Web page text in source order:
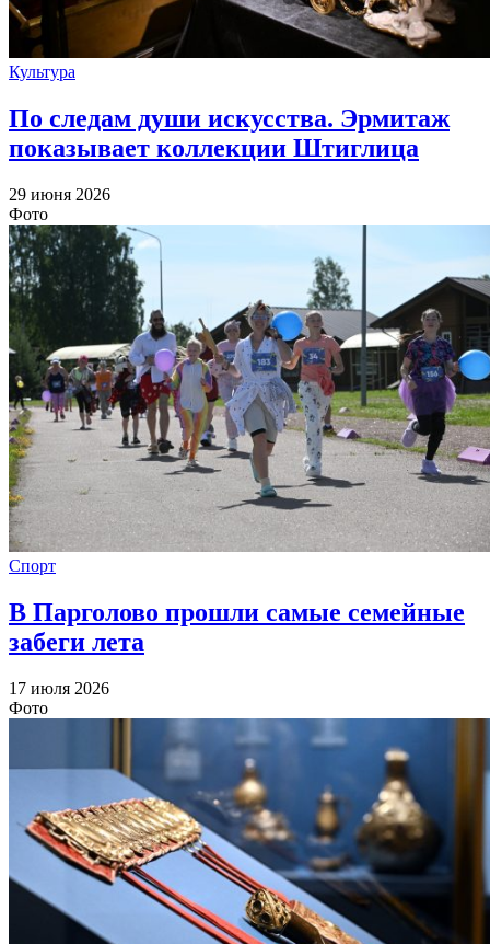
Культура
По следам души искусства. Эрмитаж
показывает коллекции Штиглица
29 июня 2026
Фото
Спорт
В Парголово прошли самые семейные
забеги лета
17 июля 2026
Фото